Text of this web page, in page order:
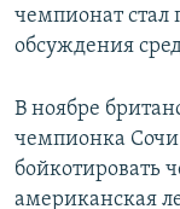
чемпионат стал
обсуждения
В ноябре
чемпионка Сочи
бойкотировать
американская